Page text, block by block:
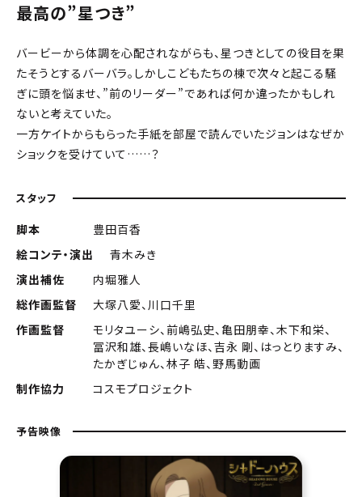
最高の”星つき”
バービーから体調を心配されながらも、星つきとしての役目を果
たそうとするバーバラ。しかしこどもたちの棟で次々と起こる騒
ぎに頭を悩ませ、”前のリーダー”であれば何か違ったかもしれ
ないと考えていた。
一方ケイトからもらった手紙を部屋で読んでいたジョンはなぜか
ショックを受けていて……？
スタッフ
脚本
豊田百香
絵コンテ・演出
青木みき
演出補佐
内堀雅人
総作画監督
大塚八愛、川口千里
作画監督
モリタユーシ、前嶋弘史、亀田朋幸、木下和栄、
冨沢和雄、長嶋いなほ、吉永 剛、はっとりますみ、
たかぎじゅん、林子 皓、野馬動画
制作協力
コスモプロジェクト
予告映像